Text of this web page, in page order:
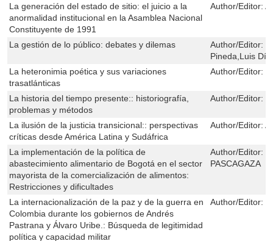
La generación del estado de sitio: el juicio a la
anormalidad institucional en la Asamblea Nacional
Constituyente de 1991
Author/Editor:
La gestión de lo público: debates y dilemas Author/Editor:
Pineda,Luis
La heteronimia poética y sus variaciones
trasatlánticas
Author/Editor:
La historia del tiempo presente:: historiografía,
problemas y métodos
Author/Editor:
La ilusión de la justicia transicional:: perspectivas
críticas desde América Latina y Sudáfrica
Author/Editor:
La implementación de la política de
abastecimiento alimentario de Bogotá en el sector
mayorista de la comercialización de alimentos:
Restricciones y dificultades
Author/Editor:
PASCAGAZA
La internacionalización de la paz y de la guerra en
Colombia durante los gobiernos de Andrés
Pastrana y Álvaro Uribe.: Búsqueda de legitimidad
política y capacidad militar
Author/Editor: